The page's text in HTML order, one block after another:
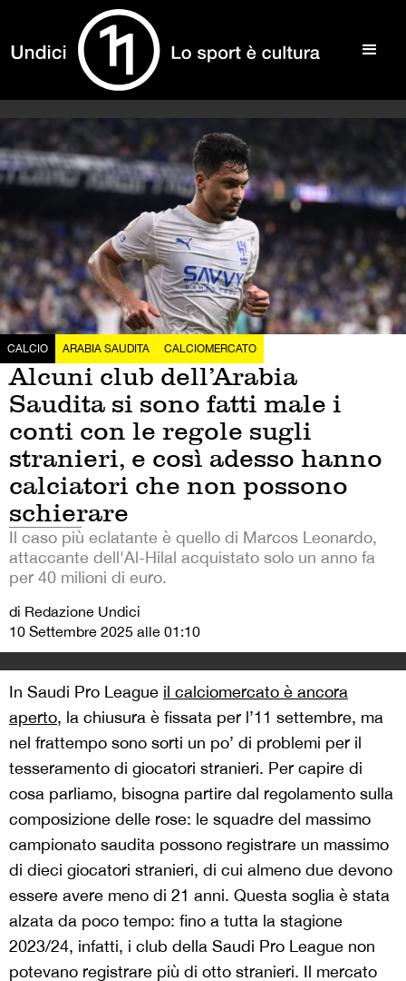
CALCIO ARABIA SAUDITA CALCIOMERCATO
Alcuni club dell’Arabia
Saudita si sono fatti male i
conti con le regole sugli
stranieri, e così adesso hanno
calciatori che non possono
schierare
Il caso più eclatante è quello di Marcos Leonardo,
attaccante dell'Al-Hilal acquistato solo un anno fa
per 40 milioni di euro.
di Redazione Undici
10 Settembre 2025 alle 01:10
In Saudi Pro League il calciomercato è ancora
aperto, la chiusura è fissata per l’11 settembre, ma
nel frattempo sono sorti un po’ di problemi per il
tesseramento di giocatori stranieri. Per capire di
cosa parliamo, bisogna partire dal regolamento sulla
composizione delle rose: le squadre del massimo
campionato saudita possono registrare un massimo
di dieci giocatori stranieri, di cui almeno due devono
essere avere meno di 21 anni. Questa soglia è stata
alzata da poco tempo: fino a tutta la stagione
2023/24, infatti, i club della Saudi Pro League non
potevano registrare più di otto stranieri. Il mercato